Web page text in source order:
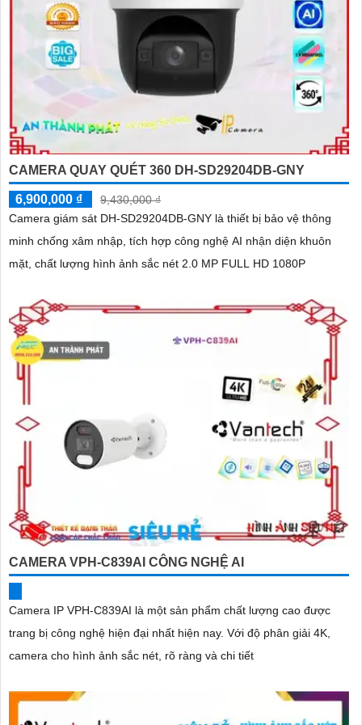
CAMERA QUAY QUÉT 360 DH-SD29204DB-GNY
6,900,000 ₫
9,430,000 ₫
Camera giám sát DH-SD29204DB-GNY là thiết bị bảo vệ thông
minh chống xâm nhập, tích hợp công nghệ AI nhận diện khuôn
mặt, chất lượng hình ảnh sắc nét 2.0 MP FULL HD 1080P
CAMERA VPH-C839AI CÔNG NGHỆ AI
Camera IP VPH-C839AI là một sản phẩm chất lượng cao được
trang bị công nghệ hiện đại nhất hiện nay. Với độ phân giải 4K,
camera cho hình ảnh sắc nét, rõ ràng và chi tiết